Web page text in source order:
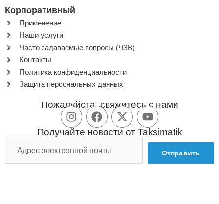
Корпоративный
Применение
Наши услуги
Часто задаваемые вопросы (ЧЗВ)
Контакты
Политика конфиденциальности
Защита персональных данных
Пожалуйста, свяжитесь с нами
Получайте новости от Taksimatik
Отправить